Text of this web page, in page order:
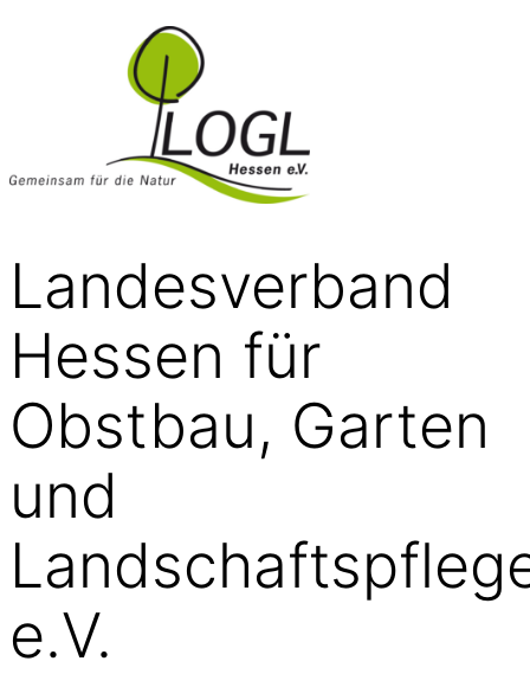
Landesverband
Hessen für
Obstbau, Garten
und
e.V.